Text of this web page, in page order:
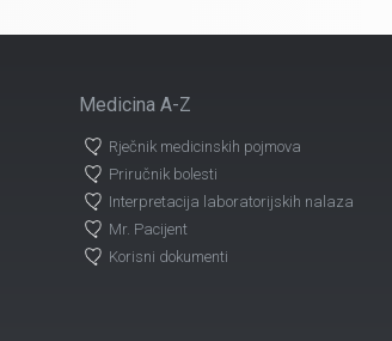
Medicina A-Z
Rječnik medicinskih pojmova
Priručnik bolesti
Interpretacija laboratorijskih nalaza
Mr. Pacijent
Korisni dokumenti